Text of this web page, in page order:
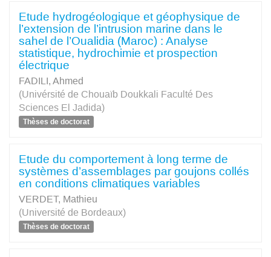
Etude hydrogéologique et géophysique de
l’extension de l’intrusion marine dans le
sahel de l’Oualidia (Maroc) : Analyse
statistique, hydrochimie et prospection
électrique
FADILI, Ahmed
(Univérsité de Chouaïb Doukkali Faculté Des
Sciences El Jadida)
Thèses de doctorat
Etude du comportement à long terme de
systèmes d’assemblages par goujons collés
en conditions climatiques variables
VERDET, Mathieu
(Université de Bordeaux)
Thèses de doctorat